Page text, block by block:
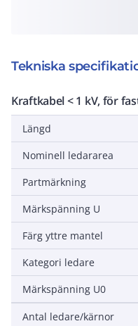
Tekniska
Kraftkabel < 1 kV, för
Längd
Nominell ledararea
Partmärkning
Märkspänning U
Färg yttre mantel
Kategori ledare
Märkspänning U0
Antal ledare/kärnor